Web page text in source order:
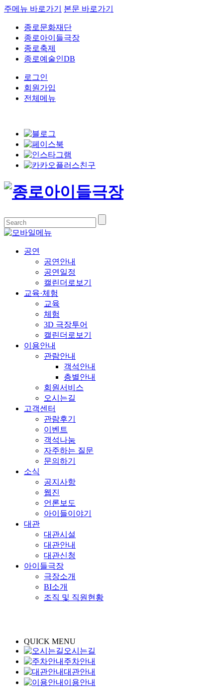
주메뉴 바로가기 본문 바로가기
종로문화재단
종로아이들극장
종로축제
종로예술인DB
로그인
회원가입
전체메뉴
공연
공연안내
공연일정
캘린더로보기
교육·체험
교육
체험
3D 극장투어
캘린더로보기
이용안내
관람안내
객석안내
층별안내
회원서비스
오시는길
고객센터
관람후기
이벤트
객석나눔
자주하는 질문
문의하기
소식
공지사항
웹진
언론보도
아이들이야기
대관
대관시설
대관안내
대관신청
아이들극장
극장소개
BI소개
조직 및 직원현황
QUICK MENU
오시는길
주차안내
대관안내
이용안내